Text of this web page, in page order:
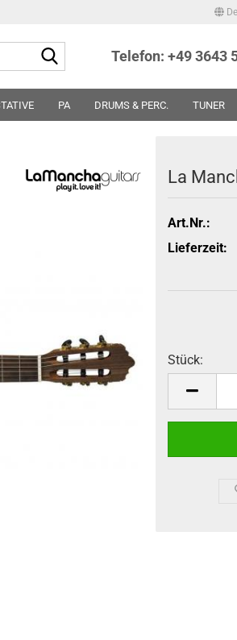
Telefon: +49 3643
PA DRUMS & PERC. TUNER
La
Art.Nr.:
Lieferzeit:
Stück:
Stück